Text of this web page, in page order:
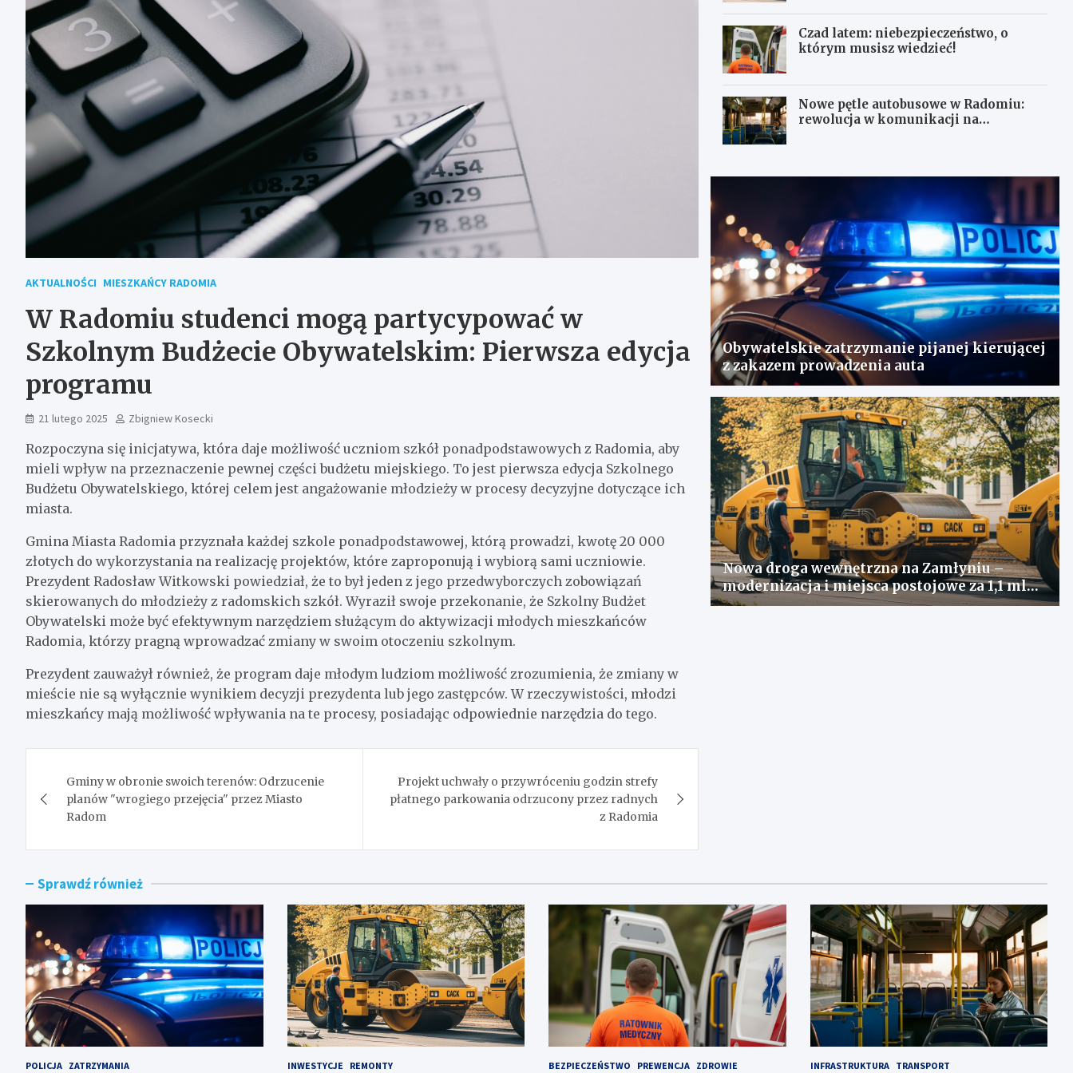
AKTUALNOŚCI MIESZKAŃCY RADOMIA
W Radomiu studenci mogą partycypować w
Szkolnym Budżecie Obywatelskim: Pierwsza edycja
programu
21 lutego 2025 Zbigniew Kosecki
Rozpoczyna się inicjatywa, która daje możliwość uczniom szkół ponadpodstawowych z Radomia, aby
mieli wpływ na przeznaczenie pewnej części budżetu miejskiego. To jest pierwsza edycja Szkolnego
Budżetu Obywatelskiego, której celem jest angażowanie młodzieży w procesy decyzyjne dotyczące ich
miasta.
Gmina Miasta Radomia przyznała każdej szkole ponadpodstawowej, którą prowadzi, kwotę 20 000
złotych do wykorzystania na realizację projektów, które zaproponują i wybiorą sami uczniowie.
Prezydent Radosław Witkowski powiedział, że to był jeden z jego przedwyborczych zobowiązań
skierowanych do młodzieży z radomskich szkół. Wyraził swoje przekonanie, że Szkolny Budżet
Obywatelski może być efektywnym narzędziem służącym do aktywizacji młodych mieszkańców
Radomia, którzy pragną wprowadzać zmiany w swoim otoczeniu szkolnym.
Prezydent zauważył również, że program daje młodym ludziom możliwość zrozumienia, że zmiany w
mieście nie są wyłącznie wynikiem decyzji prezydenta lub jego zastępców. W rzeczywistości, młodzi
mieszkańcy mają możliwość wpływania na te procesy, posiadając odpowiednie narzędzia do tego.
wpisu
Gminy w obronie swoich terenów: Odrzucenie
planów "wrogiego przejęcia" przez Miasto
Radom
Projekt uchwały o przywróceniu godzin strefy
płatnego parkowania odrzucony przez radnych
z Radomia
Czad latem: niebezpieczeństwo, o
którym musisz wiedzieć!
Nowe pętle autobusowe w Radomiu:
rewolucja w komunikacji na
Obywatelskie zatrzymanie pijanej kierującej
z zakazem prowadzenia auta
Nowa droga wewnętrzna na Zamłyniu –
modernizacja i miejsca postojowe za 1,1 mln
zł
Sprawdź również
POLICJA ZATRZYMANIA INWESTYCJE REMONTY BEZPIECZEŃSTWO PREWENCJA ZDROWIE INFRASTRUKTURA TRANSPORT